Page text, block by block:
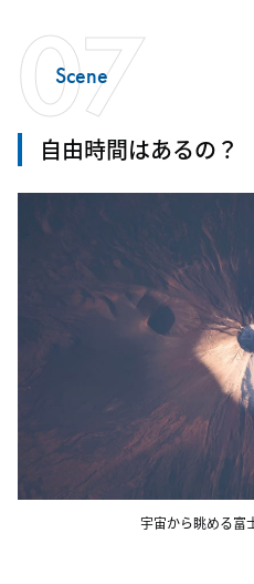
07
Scene
自由時間はあるの？
宇宙から眺める富